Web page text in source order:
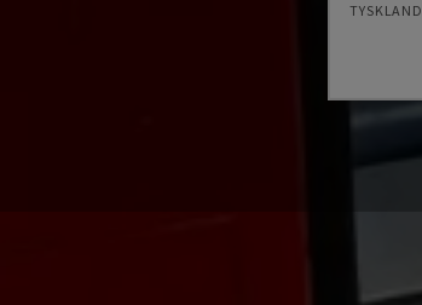
TYSKLAND